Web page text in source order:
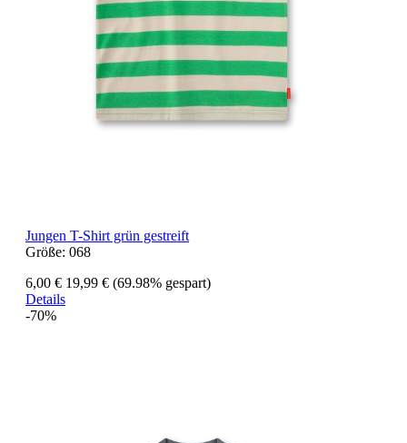
Jungen T-Shirt grün gestreift
Größe: 068
6,00 € 19,99 € (69.98% gespart)
Details
-70%